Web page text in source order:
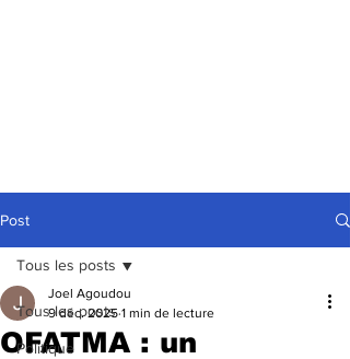
Post
Tous les posts
Politique
Tous les posts
OFATMA : un
Joel Agoudou
9 déc. 2025 1 min de lecture